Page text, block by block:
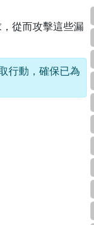
從而攻擊這些漏
行動，確保已為